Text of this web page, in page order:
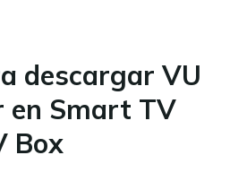
descargar VU
en Smart TV
Box